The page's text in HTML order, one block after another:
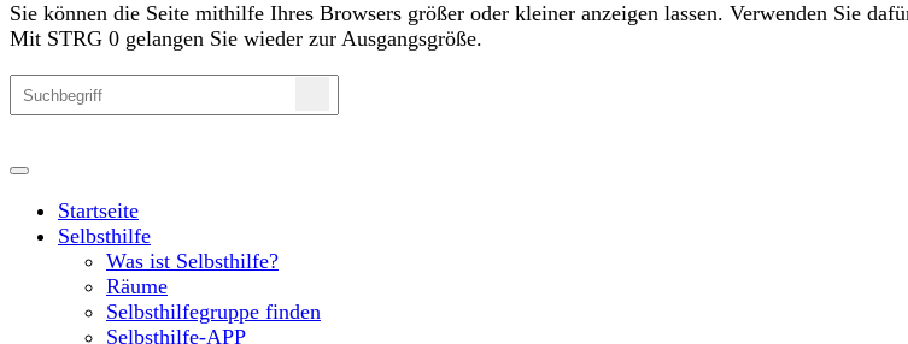
Sie können die Seite mithilfe Ihres Browsers größer oder kleiner anzeigen lassen. Verwenden Sie
Mit STRG 0 gelangen Sie wieder zur Ausgangsgröße.
Startseite
Selbsthilfe
Was ist Selbsthilfe?
Räume
Selbsthilfegruppe finden
Selbsthilfe-APP